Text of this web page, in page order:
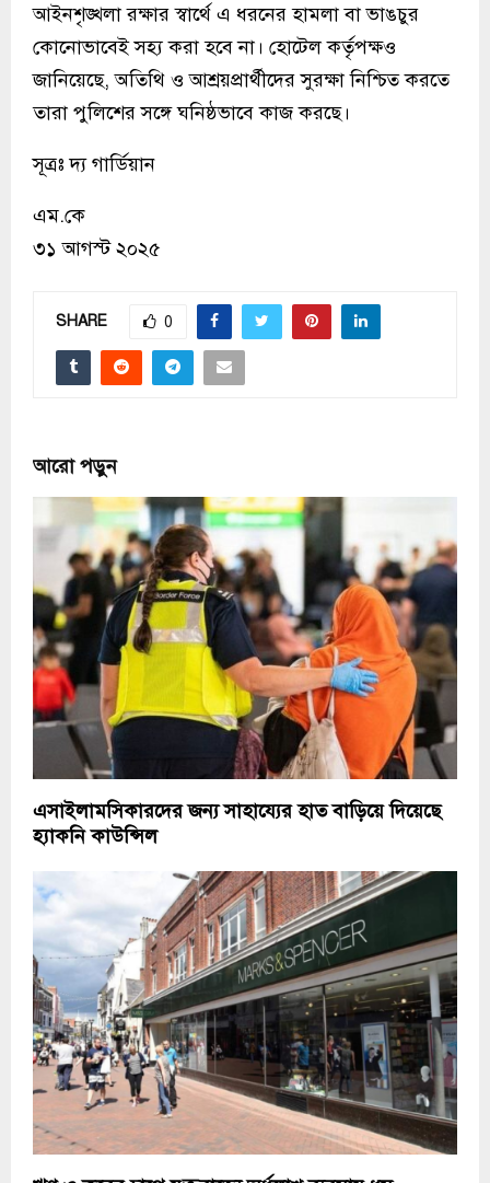
আইনশৃঙ্খলা রক্ষার স্বার্থে এ ধরনের হামলা বা ভাঙচুর
কোনোভাবেই সহ্য করা হবে না। হোটেল কর্তৃপক্ষও
জানিয়েছে, অতিথি ও আশ্রয়প্রার্থীদের সুরক্ষা নিশ্চিত করতে
তারা পুলিশের সঙ্গে ঘনিষ্ঠভাবে কাজ করছে।
সূত্রঃ দ্য গার্ডিয়ান
এম.কে
৩১ আগস্ট ২০২৫
SHARE 0
আরো পড়ুন
এসাইলামসিকারদের জন্য সাহায্যের হাত বাড়িয়ে দিয়েছে
হ্যাকনি কাউন্সিল